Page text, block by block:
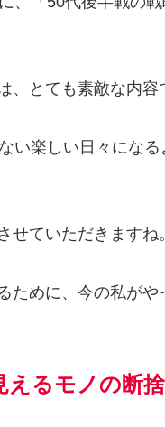
、とても素敵な内容
い楽しい日々にな
せていただきますね
めに、今の私がや
るモノの断捨